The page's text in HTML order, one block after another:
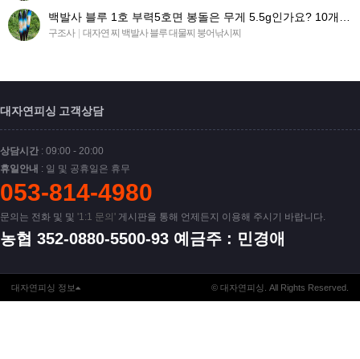
백발사 블루 1호 부력5호면 봉돌은 무게 5.5g인가요? 10개 구매시 유동봉돌(유동추.봉돌) 똑같이 구매하…
구조사 대자연 찌 백발사 블루 대물찌 붕어낚시찌
대자연피싱 고객상담
상담시간 : 09:00 - 20:00
휴일안내 : 일 및 공휴일은 휴무
053-814-4980
문의는 전화 및 및 '1:1 문의' 게시판을 통해 언제든지 이용해 주시기 바랍니다.
농협 352-0880-5500-93 예금주 : 민경애
대자연피싱 정보 © 대자연피싱. All Rights Reserved.